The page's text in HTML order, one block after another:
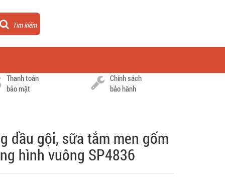
Tìm kiếm
Thanh toán
bảo mật
Chính sách
bảo hành
dầu gội, sữa tắm men gốm
hình vuông SP4836